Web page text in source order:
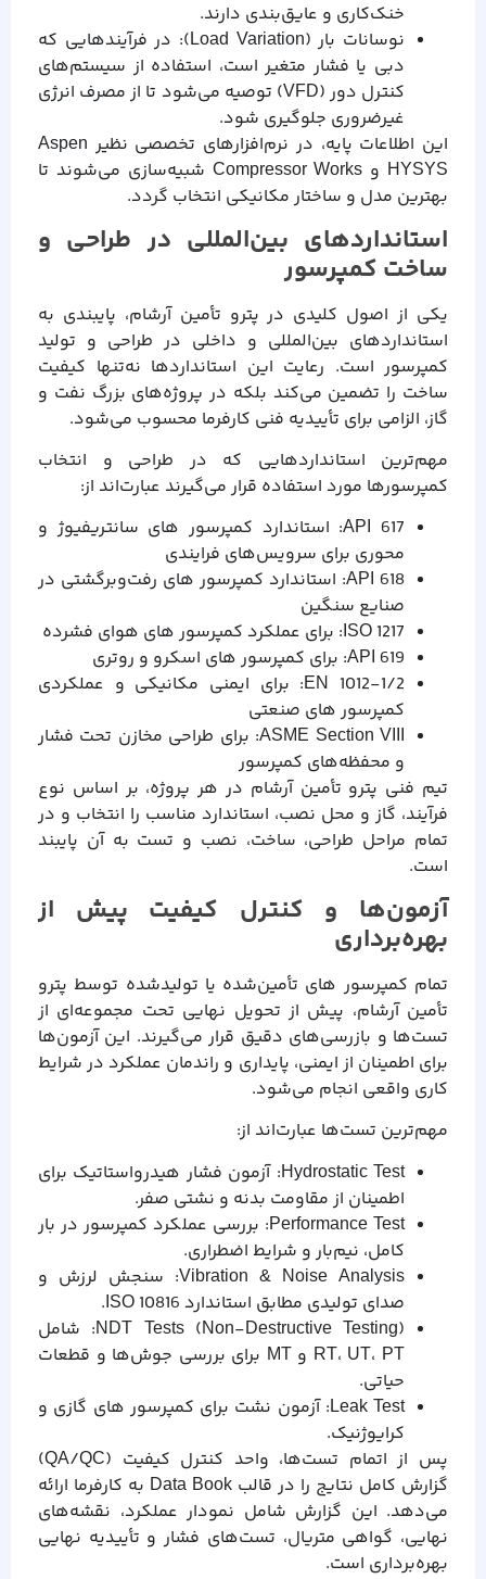
خنک‌کاری و عایق‌بندی دارند.
نوسانات بار (Load Variation): در فرآیندهایی که
دبی یا فشار متغیر است، استفاده از سیستم‌های
کنترل دور (VFD) توصیه می‌شود تا از مصرف انرژی
غیرضروری جلوگیری شود.
این اطلاعات پایه، در نرم‌افزارهای تخصصی نظیر Aspen
HYSYS و Compressor Works شبیه‌سازی می‌شوند تا
بهترین مدل و ساختار مکانیکی انتخاب گردد.
استانداردهای بین‌المللی در طراحی و
ساخت کمپرسور
یکی از اصول کلیدی در پترو تأمین آرشام، پایبندی به
استانداردهای بین‌المللی و داخلی در طراحی و تولید
کمپرسور است. رعایت این استانداردها نه‌تنها کیفیت
ساخت را تضمین می‌کند بلکه در پروژه‌های بزرگ نفت و
گاز، الزامی برای تأییدیه فنی کارفرما محسوب می‌شود.
مهم‌ترین استانداردهایی که در طراحی و انتخاب
کمپرسورها مورد استفاده قرار می‌گیرند عبارت‌اند از:
API 617: استاندارد کمپرسور های سانتریفیوژ و
محوری برای سرویس‌های فرایندی
API 618: استاندارد کمپرسور های رفت‌و‌برگشتی در
صنایع سنگین
ISO 1217: برای عملکرد کمپرسور های هوای فشرده
API 619: برای کمپرسور های اسکرو و روتری
EN 1012-1/2: برای ایمنی مکانیکی و عملکردی
کمپرسور های صنعتی
ASME Section VIII: برای طراحی مخازن تحت فشار
و محفظه‌های کمپرسور
تیم فنی پترو تأمین آرشام در هر پروژه، بر اساس نوع
فرآیند، گاز و محل نصب، استاندارد مناسب را انتخاب و در
تمام مراحل طراحی، ساخت، نصب و تست به آن پایبند
است.
آزمون‌ها و کنترل کیفیت پیش از
بهره‌برداری
تمام کمپرسور های تأمین‌شده یا تولیدشده توسط پترو
تأمین آرشام، پیش از تحویل نهایی تحت مجموعه‌ای از
تست‌ها و بازرسی‌های دقیق قرار می‌گیرند. این آزمون‌ها
برای اطمینان از ایمنی، پایداری و راندمان عملکرد در شرایط
کاری واقعی انجام می‌شود.
مهم‌ترین تست‌ها عبارت‌اند از:
Hydrostatic Test: آزمون فشار هیدرواستاتیک برای
اطمینان از مقاومت بدنه و نشتی صفر.
Performance Test: بررسی عملکرد کمپرسور در بار
کامل، نیم‌بار و شرایط اضطراری.
Vibration & Noise Analysis: سنجش لرزش و
صدای تولیدی مطابق استاندارد ISO 10816.
NDT Tests (Non-Destructive Testing): شامل
RT، UT، PT و MT برای بررسی جوش‌ها و قطعات
حیاتی.
Leak Test: آزمون نشت برای کمپرسور های گازی و
کرایوژنیک.
پس از اتمام تست‌ها، واحد کنترل کیفیت (QA/QC)
گزارش کامل نتایج را در قالب Data Book به کارفرما ارائه
می‌دهد. این گزارش شامل نمودار عملکرد، نقشه‌های
نهایی، گواهی متریال، تست‌های فشار و تأییدیه نهایی
بهره‌برداری است.